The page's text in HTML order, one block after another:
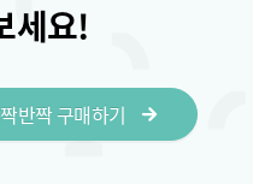
세요!
반짝 구매하기